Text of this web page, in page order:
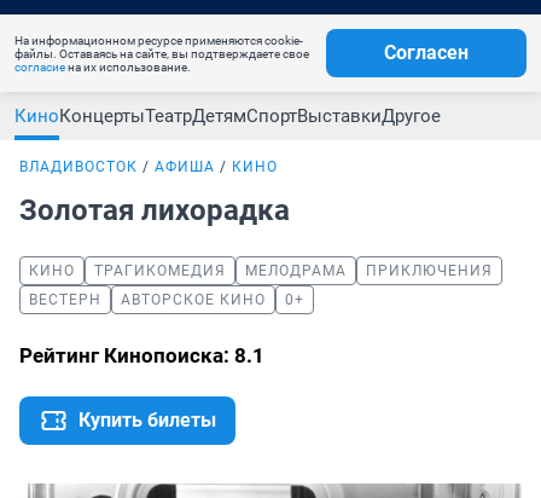
На информационном ресурсе применяются cookie-
файлы. Оставаясь на сайте, вы подтверждаете свое
согласиена их использование.
Согласен
КиноКонцертыТеатрДетямСпортВыставкиДругое
ВЛАДИВОСТОК АФИША КИНО
Золотая лихорадка
КИНО ТРАГИКОМЕДИЯ МЕЛОДРАМА
ПРИКЛЮЧЕНИЯ
ВЕСТЕРН
АВТОРСКОЕ КИНО 0+
Рейтинг Кинопоиска: 8.1
Купить билеты